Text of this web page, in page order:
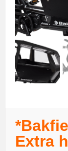
Extra